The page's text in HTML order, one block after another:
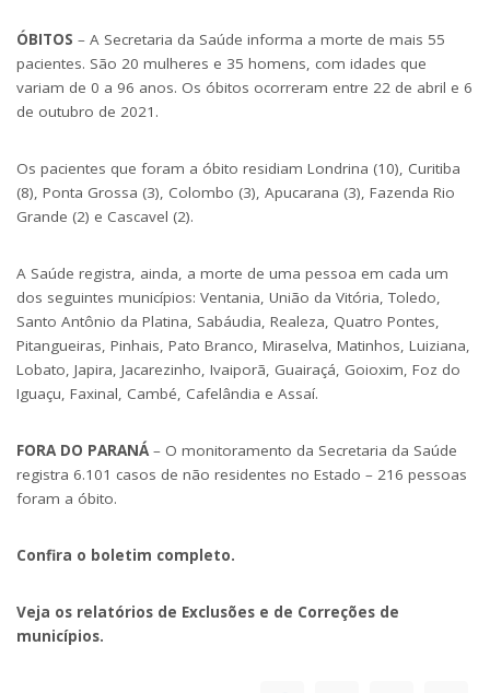
ÓBITOS – A Secretaria da Saúde informa a morte de mais 55
pacientes. São 20 mulheres e 35 homens, com idades que
variam de 0 a 96 anos. Os óbitos ocorreram entre 22 de abril e 6
de outubro de 2021.
Os pacientes que foram a óbito residiam Londrina (10), Curitiba
(8), Ponta Grossa (3), Colombo (3), Apucarana (3), Fazenda Rio
Grande (2) e Cascavel (2).
A Saúde registra, ainda, a morte de uma pessoa em cada um
dos seguintes municípios: Ventania, União da Vitória, Toledo,
Santo Antônio da Platina, Sabáudia, Realeza, Quatro Pontes,
Pitangueiras, Pinhais, Pato Branco, Miraselva, Matinhos, Luiziana,
Lobato, Japira, Jacarezinho, Ivaiporã, Guairaçá, Goioxim, Foz do
Iguaçu, Faxinal, Cambé, Cafelândia e Assaí.
FORA DO PARANÁ– O monitoramento da Secretaria da Saúde
registra 6.101 casos de não residentes no Estado – 216 pessoas
foram a óbito.
Confira o boletim completo.
Veja os relatórios de Exclusões e de Correções de
municípios.